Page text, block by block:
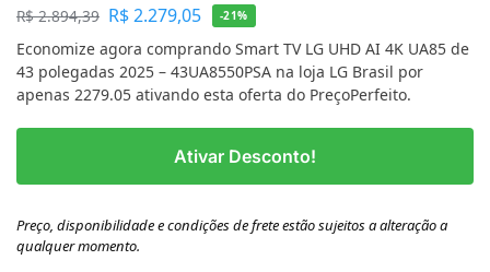
R$2.894,39 R$2.279,05 -21%
Economize agora comprando Smart TV LG UHD AI 4K UA85 de
43 polegadas 2025 – 43UA8550PSA na loja LG Brasil por
apenas 2279.05 ativando esta oferta do PreçoPerfeito.
Ativar Desconto!
Preço, disponibilidade e condições de frete estão sujeitos a alteração a
qualquer momento.